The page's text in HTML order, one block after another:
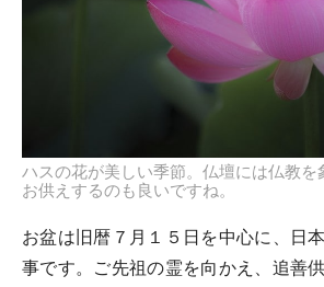
ハスの花が美しい季節。仏壇には仏教を
お供えするのも良いですね。
お盆は旧暦７月１５日を中心に、日
事です。ご先祖の霊を向かえ、追善